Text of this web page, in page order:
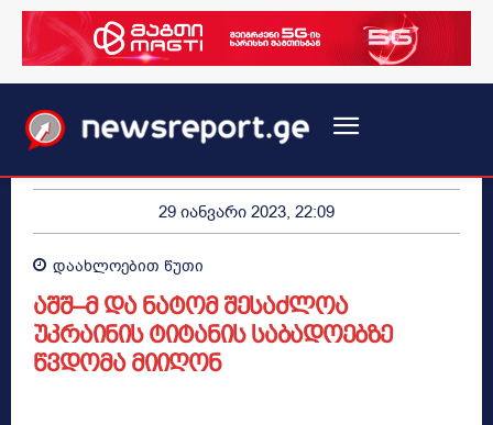
29 იანვარი 2023, 22:09
დაახლოებით წუთი
აშშ–მ და ნატომ შესაძლოა
უკრაინის ტიტანის საბადოებზე
წვდომა მიიღონ